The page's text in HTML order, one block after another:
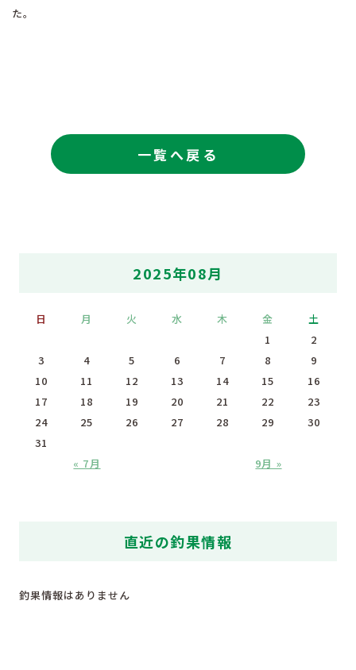
た。
一覧へ戻る
2025年08月
日 月 火 水 木 金 土
« 7月 9月 »
1
2
3
4 5 6 7 8
9
10
11 12 13 14 15
16
17
18 19 20 21 22
23
24
25 26 27 28 29
30
31
直近の釣果情報
釣果情報はありません